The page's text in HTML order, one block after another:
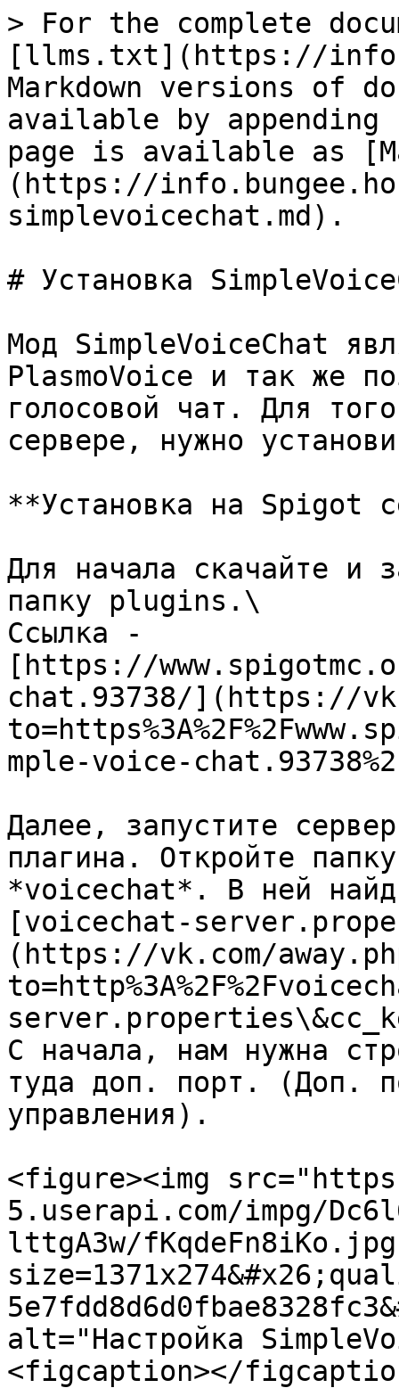
> For the complete
[llms.txt](https://
Markdown versions of
available by
page is available as
(https://
simplevoicechat.md).
# Установка
Мод SimpleVoiceChat
PlasmoVoice и так же
голосовой чат. Для
сервере, нужно
**Установка на Spigot
Для начала скачайте и
папку plugins.\
Ссылка -
[https://
chat.93738/](https://
mple-voice-
Далее, запустите
плагина. Откройте
*voicechat*. В ней
[voicechat-
(https://vk.com/
С начала, нам нужна
туда доп. порт. (Доп.
управления).
<figure><img
5.userapi.com/impg/
lttgA3w/
alt="Настройка
<figcaption></